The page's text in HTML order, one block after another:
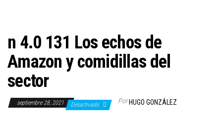
n 4.0 131 Los echos de
Amazon y comidillas del
sector
septiembre 28, 2021 Desactivado Por HUGO GONZÁLEZ